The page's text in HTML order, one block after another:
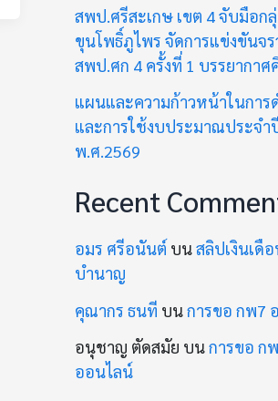
สพป.ศรีสะเกษ เขต 4 จับมือกลุ่
ขุนโพธิ์ภูไพร จัดการแข่งขันจ
สพป.ศก 4 ครั้งที่ 1 บรรยากาศ
แผนและความก้าวหน้าในการ
และการใช้งบประมาณประจำ
พ.ศ.2569
Recent
อมร ศรีอนันต์ บนสลิปเงินเดื
บำนาญ
คุณากร ธนที บนการขอ กพ7
อนุชาญ ตัดสมัย บนการขอ ก
ออนไลน์